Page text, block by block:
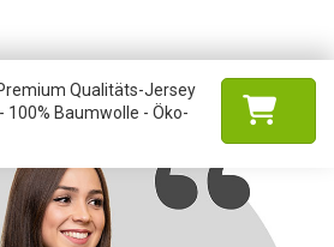
Qualitäts-Jersey
100% Baumwolle - Öko-